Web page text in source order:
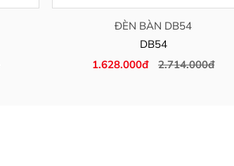
ĐÈN BÀN DB54
DB54
1.628.000đ
2.714.000đ